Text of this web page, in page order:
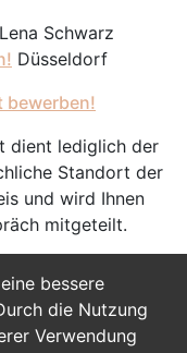
bessere
die Nutzung
Verwendung
Schwarz
Düsseldorf
bewerben!
dient lediglich der
Standort der
und wird Ihnen
mitgeteilt.